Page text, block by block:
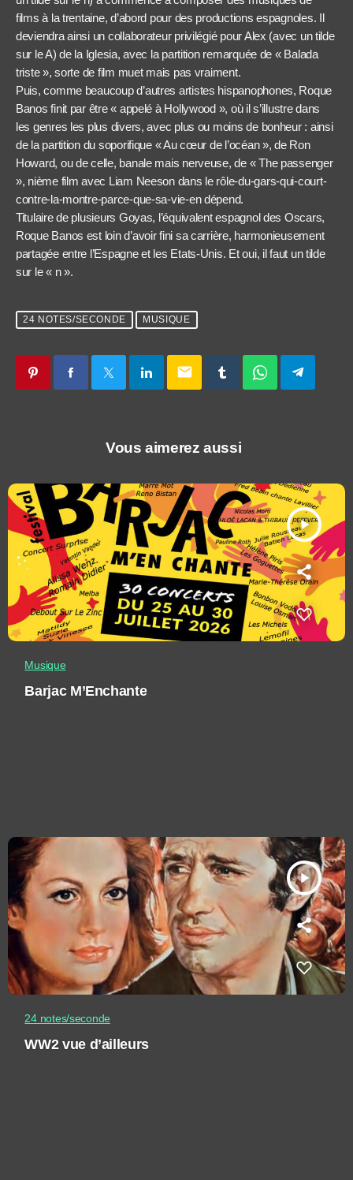
films à la trentaine, d’abord pour des productions espagnoles. Il
deviendra ainsi un collaborateur privilégié pour Alex (avec un tilde
sur le A) de la Iglesia, avec la partition remarquée de « Balada
triste », sorte de film muet mais pas vraiment.
Puis, comme beaucoup d’autres artistes hispanophones, Roque
Banos finit par être « appelé à Hollywood », où il s’illustre dans
les genres les plus divers, avec plus ou moins de bonheur : ainsi
de la partition du soporifique « Au cœur de l’océan », de Ron
Howard, ou de celle, banale mais nerveuse, de « The passenger
», nième film avec Liam Neeson dans le rôle-du-gars-qui-court-
contre-la-montre-parce-que-sa-vie-en dépend.
Titulaire de plusieurs Goyas, l’équivalent espagnol des Oscars,
Roque Banos est loin d’avoir fini sa carrière, harmonieusement
partagée entre l’Espagne et les Etats-Unis. Et oui, il faut un tilde
sur le « n ».
24 NOTES/SECONDE MUSIQUE
email
Vous aimerez aussi
play_arrow
Musique
Barjac M’Enchante
play_arrow
24 notes/seconde
WW2 vue d’ailleurs